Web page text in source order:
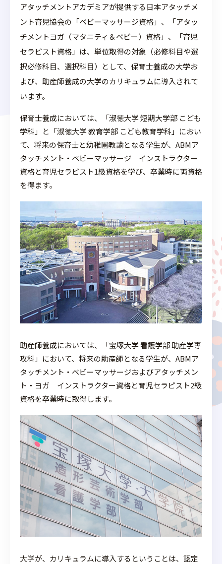
アタッチメントアカデミアが提供する日本アタッチメ
ント育児協会の「ベビーマッサージ資格」、「アタッ
チメントヨガ（マタニティ＆ベビー）資格」、「育児
セラピスト資格」は、単位取得の対象（必修科目や選
択必修科目、選択科目）として、保育士養成の大学お
よび、助産師養成の大学のカリキュラムに導入されて
います。
保育士養成においては、「淑徳大学 短期大学部 こども
学科」と「淑徳大学 教育学部 こども教育学科」におい
て、将来の保育士と幼稚園教諭となる学生が、ABMア
タッチメント・ベビーマッサージ インストラクター
資格と育児セラピスト1級資格を学び、卒業時に両資格
を得ます。
助産師養成においては、「宝塚大学 看護学部 助産学専
攻科」において、将来の助産師となる学生が、ABMア
タッチメント・ベビーマッサージおよびアタッチメン
ト・ヨガ インストラクター資格と育児セラピスト2級
資格を卒業時に取得します。
大学が、カリキュラムに導入するということは、認定